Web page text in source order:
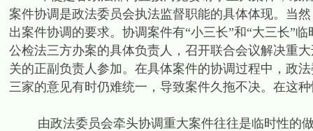
案件协调是政法委员会执法监督职能的具体体现。当
出案件协调的要求。协调案件有“小三长”和“大三长”
公检法三方办案的具体负责人，召开联合会议解决重
关的正副负责人参加。在具体案件的协调过程中，政
三家的意见有时仍难统一，导致案件久拖不决。在这
由政法委员会牵头协调重大案件往往是临时性的做